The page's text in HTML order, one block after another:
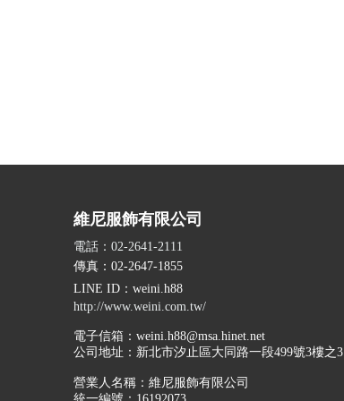
維尼服飾有限公司
電話：02-2641-2111
傳真：02-2647-1855
LINE ID ：weini.h88
http://www.weini.com.tw/
電子信箱： weini.h88@msa.hinet.net
公司地址： 新北市汐止區大同路一段499號3樓之3
營業人名稱：維尼服飾有限公司